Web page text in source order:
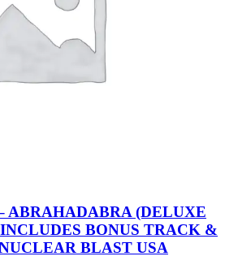
ABRAHADABRA (DELUXE
BONUS TRACK &
BLAST USA